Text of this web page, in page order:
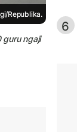
Republika.
guru ngaji
6